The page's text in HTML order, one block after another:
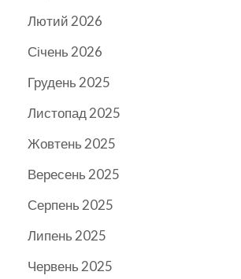
Лютий 2026
Січень 2026
Грудень 2025
Листопад 2025
Жовтень 2025
Вересень 2025
Серпень 2025
Липень 2025
Червень 2025